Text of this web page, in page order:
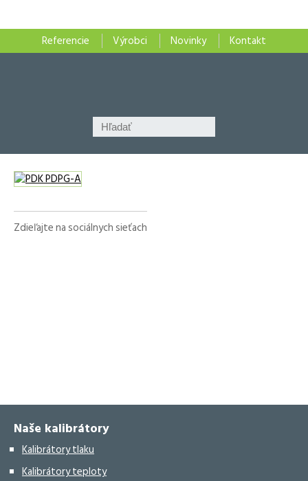
Referencie Výrobci Novinky Kontakt
Zdieľajte na sociálnych sieťach
Naše kalibrátory
Kalibrátory tlaku
Kalibrátory teploty